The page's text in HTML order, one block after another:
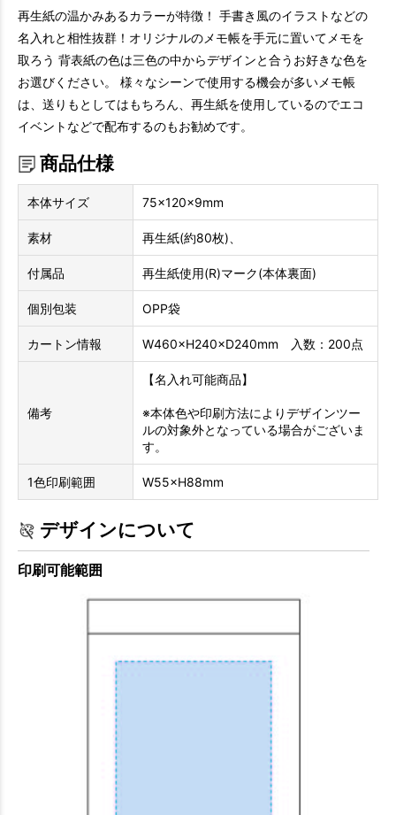
再生紙の温かみあるカラーが特徴！ 手書き風のイラストなどの
名入れと相性抜群！オリジナルのメモ帳を手元に置いてメモを
取ろう 背表紙の色は三色の中からデザインと合うお好きな色を
お選びください。 様々なシーンで使用する機会が多いメモ帳
は、送りもとしてはもちろん、再生紙を使用しているのでエコ
イベントなどで配布するのもお勧めです。
商品仕様
本体サイズ 75×120×9mm
素材 再生紙(約80枚)、
付属品 再生紙使用(R)マーク(本体裏面)
個別包装 OPP袋
カートン情報 W460×H240×D240mm 入数：200点
備考
【名入れ可能商品】
※本体色や印刷方法によりデザインツー
ルの対象外となっている場合がございま
す。
1色印刷範囲 W55×H88mm
デザインについて
印刷可能範囲